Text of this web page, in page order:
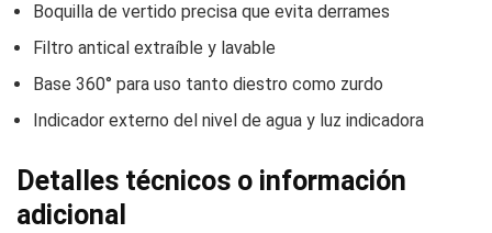
Boquilla de vertido precisa que evita derrames
Filtro antical extraíble y lavable
Base 360° para uso tanto diestro como zurdo
Indicador externo del nivel de agua y luz indicadora
Detalles técnicos o información
adicional